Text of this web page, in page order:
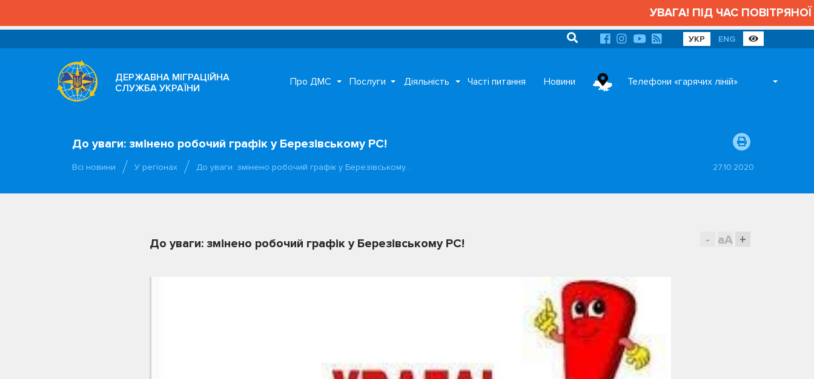
УВАГА! ПІД ЧАС
УКР ENG
ДЕРЖАВНА МІГРАЦІЙНА
СЛУЖБА УКРАЇНИ
Про ДМС Послуги Діяльність Часті питання Новини Телефони «гарячих ліній»
До уваги: змінено робочий графік у Березівському РС!
Всі новини У регіонах До уваги: змінено робочий графік у Березівському… 27.10.2020
- aA +
До уваги: змінено робочий графік у Березівському РС!